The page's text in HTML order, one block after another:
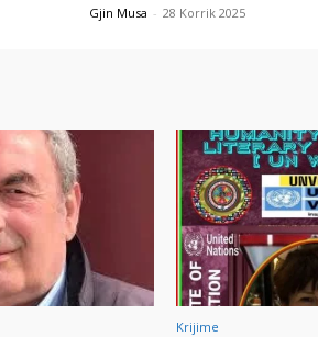
Gjin Musa - 28 Korrik 2025
Krijime